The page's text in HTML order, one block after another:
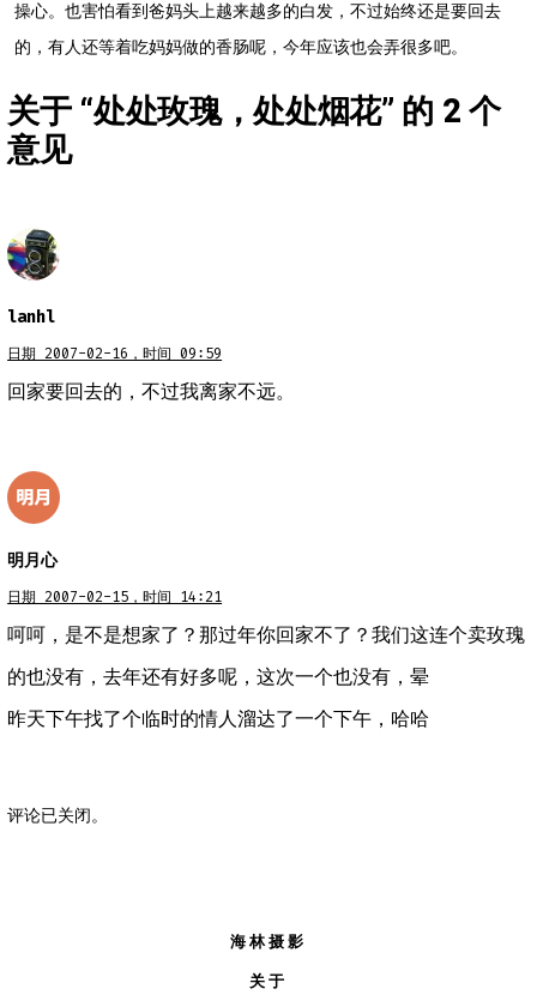
操心。也害怕看到爸妈头上越来越多的白发，不过始终还是要回去
的，有人还等着吃妈妈做的香肠呢，今年应该也会弄很多吧。
关于 “处处玫瑰，处处烟花” 的 2 个
意见
lanhl
日期 2007-02-16，时间 09:59
回家要回去的，不过我离家不远。
明月心
日期 2007-02-15，时间 14:21
呵呵，是不是想家了？那过年你回家不了？我们这连个卖玫瑰
的也没有，去年还有好多呢，这次一个也没有，晕
昨天下午找了个临时的情人溜达了一个下午，哈哈
评论已关闭。
海林摄影
关于